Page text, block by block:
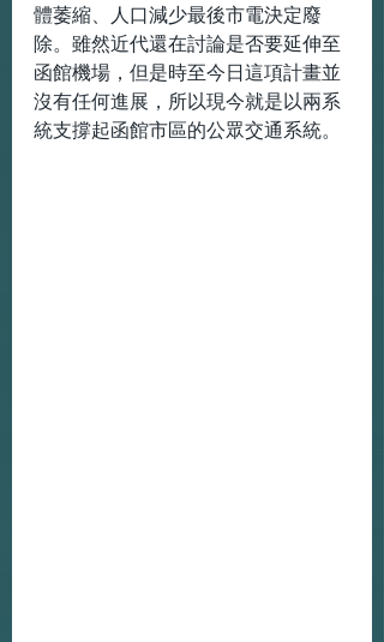
體萎縮、人口減少最後市電決定廢
除。雖然近代還在討論是否要延伸至
函館機場，但是時至今日這項計畫並
沒有任何進展，所以現今就是以兩系
統支撐起函館市區的公眾交通系統。